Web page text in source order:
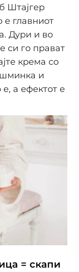
Штајгер
е главниот
Дури и во
си го прават
крема со
и
а ефектот е
= скапи